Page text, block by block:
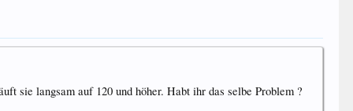
sie langsam auf 120 und höher. Habt ihr das selbe Problem ?